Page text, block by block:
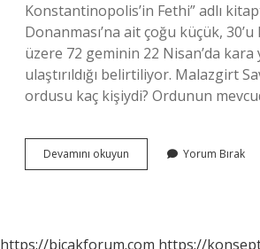
Konstantinopolis’in Fethi” adlı
Donanması’na ait çoğu küçük,
üzere 72 geminin 22 Nisan’da kara
ulaştırıldığı belirtiliyor. Malazgirt
ordusu kaç kişiydi? Ordunun
Devamını okuyun
Bizans
Yorum Bırak
https://bicakforum.com https://